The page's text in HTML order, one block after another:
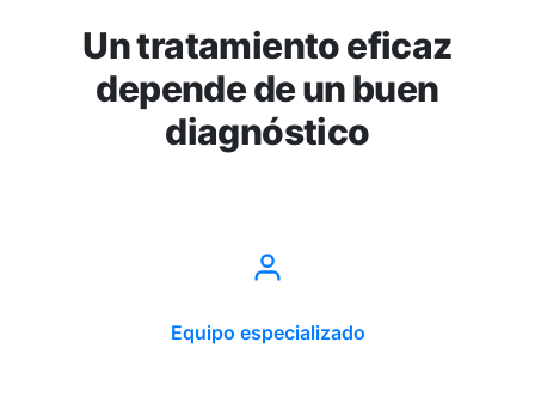
Un tratamiento eficaz
depende de un buen
diagnóstico
Equipo especializado